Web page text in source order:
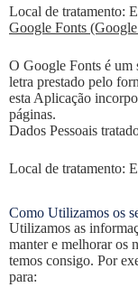
Local de tratamento:
Google Fonts
O Google Fonts é um
letra prestado pelo
esta Aplicação
páginas.
Dados Pessoais
Local de tratamento:
Como Utilizamos os
Utilizamos as
manter e melhorar os
temos consigo. Por
para: